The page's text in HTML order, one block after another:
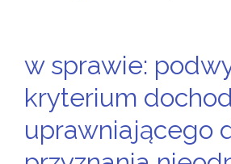
w sprawie:
kryterium
uprawniającego